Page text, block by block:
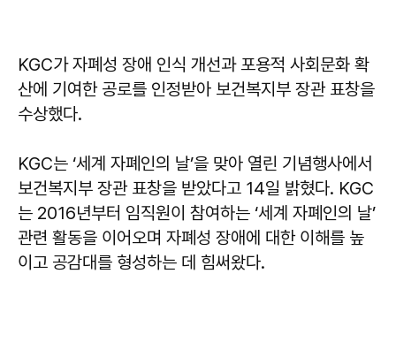
KGC가 자폐성 장애 인식 개선과 포용적 사회문화 확
산에 기여한 공로를 인정받아 보건복지부 장관 표창을
수상했다.
KGC는 ‘세계 자폐인의 날’을 맞아 열린 기념행사에서
보건복지부 장관 표창을 받았다고 14일 밝혔다. KGC
는 2016년부터 임직원이 참여하는 ‘세계 자폐인의 날’
관련 활동을 이어오며 자폐성 장애에 대한 이해를 높
이고 공감대를 형성하는 데 힘써왔다.